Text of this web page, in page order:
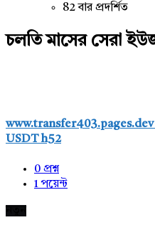
82 বার প্রদর্শিত
চলতি মাসের সেরা
USDT h52
0 প্রশ্ন
1পয়েন্ট